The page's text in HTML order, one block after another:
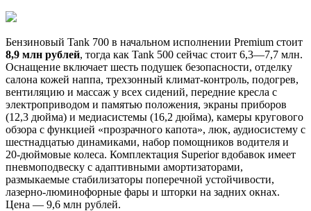
Бензиновый Tank 700 в начальном исполнении Premium стоит
8,9 млн рублей, тогда как Tank 500 сейчас стоит 6,3—7,7 млн.
Оснащение включает шесть подушек безопасности, отделку
салона кожей наппа, трехзонный климат-контроль, подогрев,
вентиляцию и массаж у всех сидений, передние кресла с
электроприводом и памятью положения, экраны приборов
(12,3 дюйма) и медиасистемы (16,2 дюйма), камеры кругового
обзора с функцией «прозрачного капота», люк, аудиосистему с
шестнадцатью динамиками, набор помощников водителя и
20-дюймовые колеса. Комплектация Superior вдобавок имеет
пневмоподвеску с адаптивными амортизаторами,
размыкаемые стабилизаторы поперечной устойчивости,
лазерно-люминофорные фары и шторки на задних окнах.
Цена — 9,6 млн рублей.